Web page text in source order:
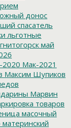
донос
спасатель
льготные
май
2020 Мак-2021
Максим Шупиков
Марвин
товаров
масочный
материнский